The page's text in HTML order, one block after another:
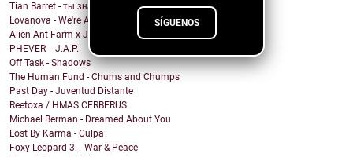
SÍGUENOS
Tian Barret - ты знаешь, где мои ключи?
Lovanova - We're All In It Together
Alien Ant Farm x Judge & Jury - Bad Attitude
PHEVER -- J.A.P.
Off Task - Shadows
The Human Fund - Chums and Chumps
Past Day - Juventud Distante
Reetoxa / HMAS CERBERUS
Michael Berman - Dreamed About You
Lost By Karma - Culpa
Foxy Leopard 3. - War & Peace